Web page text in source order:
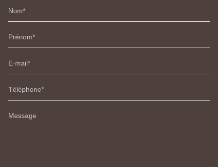
Nom
Prénom
E-mail
Téléphone
Message